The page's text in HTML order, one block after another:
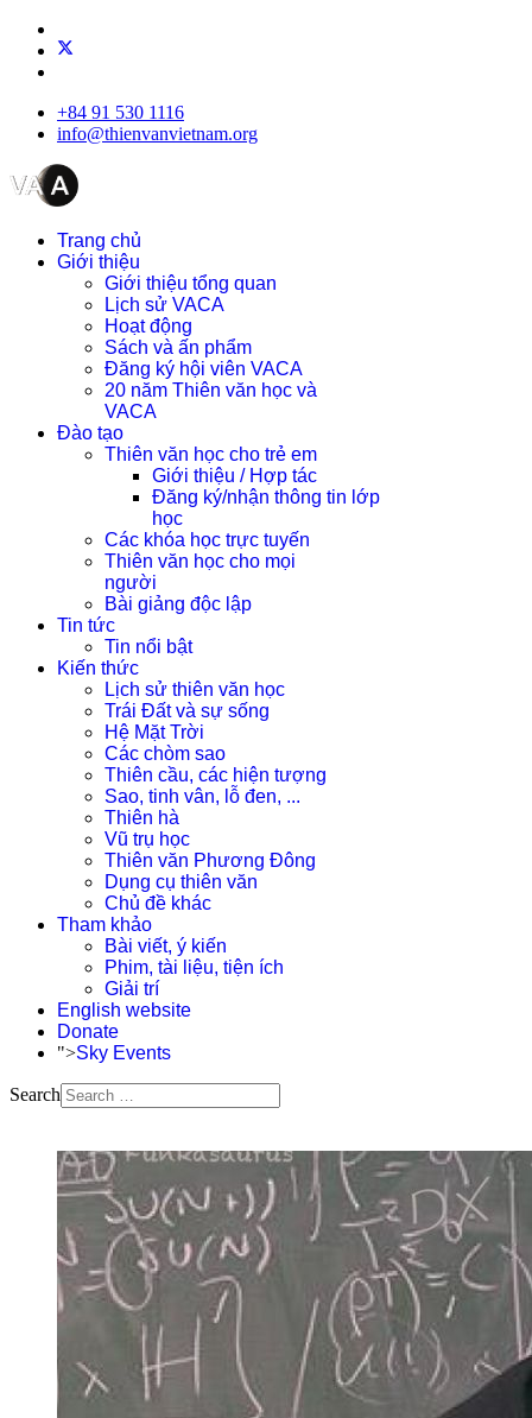
+84 91 530 1116
info@thienvanvietnam.org
Trang chủ
Giới thiệu
Giới thiệu tổng quan
Lịch sử VACA
Hoạt động
Sách và ấn phẩm
Đăng ký hội viên VACA
20 năm Thiên văn học và
VACA
Đào tạo
Thiên văn học cho trẻ em
Giới thiệu / Hợp tác
Đăng ký/nhận thông tin lớp
học
Các khóa học trực tuyến
Thiên văn học cho mọi
người
Bài giảng độc lập
Tin tức
Tin nổi bật
Kiến thức
Lịch sử thiên văn học
Trái Đất và sự sống
Hệ Mặt Trời
Các chòm sao
Thiên cầu, các hiện tượng
Sao, tinh vân, lỗ đen, ...
Thiên hà
Vũ trụ học
Thiên văn Phương Đông
Dụng cụ thiên văn
Chủ đề khác
Tham khảo
Bài viết, ý kiến
Phim, tài liệu, tiện ích
Giải trí
English website
Donate
">Sky Events
Search